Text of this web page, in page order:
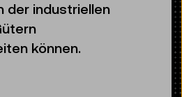
der industriellen
können.